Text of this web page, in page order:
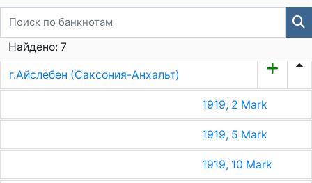
Найдено: 7
г.Айслебен (Саксония-Анхальт)
1919, 2 Mark
1919, 5 Mark
1919, 10 Mark